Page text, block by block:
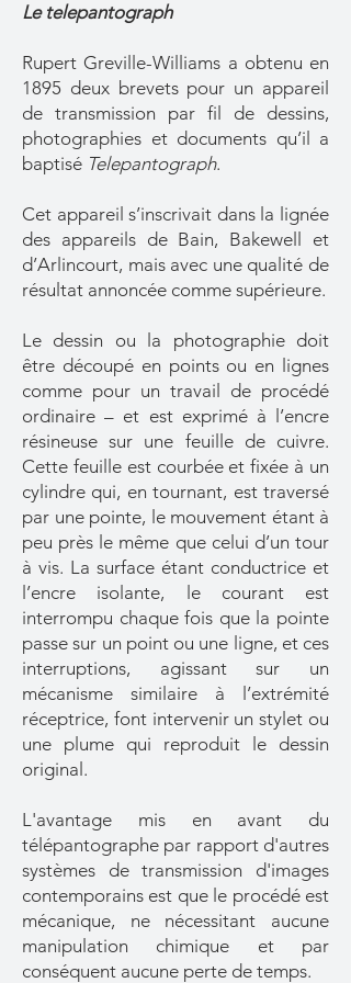
Le telepantograph
Rupert Greville-Williams a obtenu en
1895 deux brevets pour un appareil
de transmission par fil de dessins,
photographies et documents qu’il a
baptisé Telepantograph.
Cet appareil s’inscrivait dans la lignée
des appareils de Bain, Bakewell et
d’Arlincourt, mais avec une qualité de
résultat annoncée comme supérieure.
Le dessin ou la photographie doit
être découpé en points ou en lignes
comme pour un travail de procédé
ordinaire – et est exprimé à l’encre
résineuse sur une feuille de cuivre.
Cette feuille est courbée et fixée à un
cylindre qui, en tournant, est traversé
par une pointe, le mouvement étant à
peu près le même que celui d’un tour
à vis. La surface étant conductrice et
l’encre isolante, le courant est
interrompu chaque fois que la pointe
passe sur un point ou une ligne, et ces
interruptions, agissant sur un
mécanisme similaire à l’extrémité
réceptrice, font intervenir un stylet ou
une plume qui reproduit le dessin
original.
L'avantage mis en avant du
télépantographe par rapport d'autres
systèmes de transmission d'images
contemporains est que le procédé est
mécanique, ne nécessitant aucune
manipulation chimique et par
conséquent aucune perte de temps.